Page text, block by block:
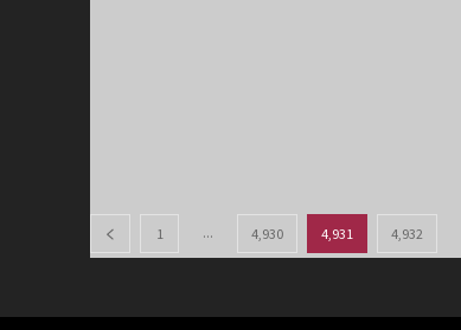
1 ... 4,930 4,931 4,932